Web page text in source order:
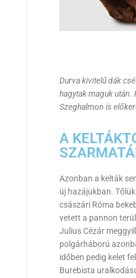
Durva kivitelű dák
hagytak maguk
Szeghalmon is
A
Azonban a kelták
új hazájukban.
császári Róma
vetett a pannon
Julius Cézár
polgárháború
időben pedig kelet
Burebista